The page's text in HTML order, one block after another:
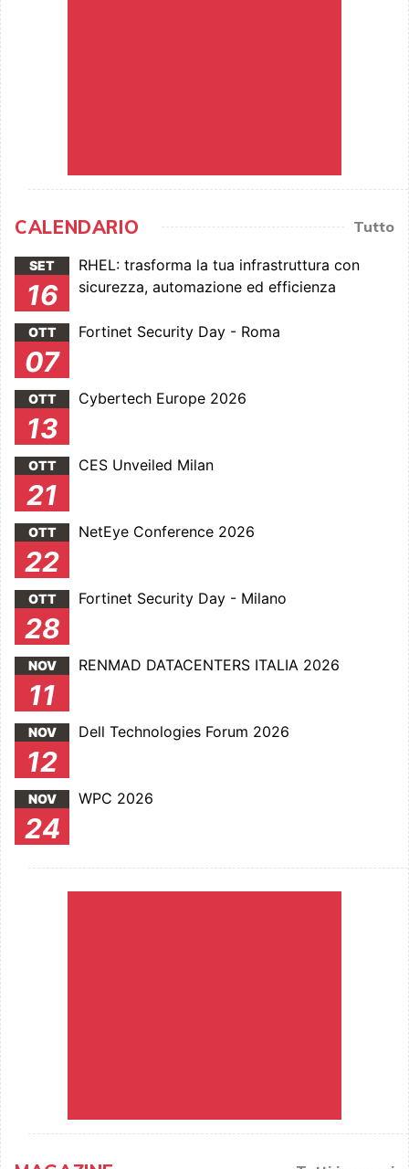
CALENDARIO Tutto
SET
16
RHEL: trasforma la tua infrastruttura con
sicurezza, automazione ed efficienza
OTT
07
Fortinet Security Day - Roma
OTT
13
Cybertech Europe 2026
OTT
21
CES Unveiled Milan
OTT
22
NetEye Conference 2026
OTT
28
Fortinet Security Day - Milano
NOV
11
RENMAD DATACENTERS ITALIA 2026
NOV
12
Dell Technologies Forum 2026
NOV
24
WPC 2026